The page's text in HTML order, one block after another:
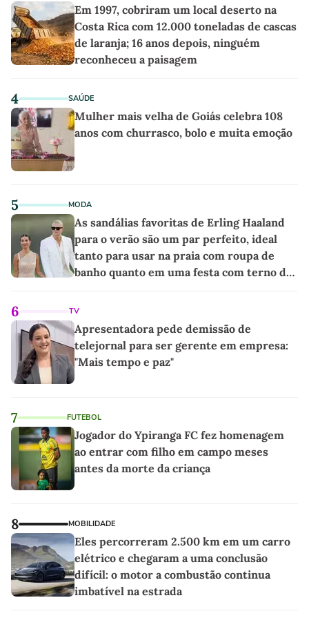
Em 1997, cobriram um local deserto na
Costa Rica com 12.000 toneladas de cascas
de laranja; 16 anos depois, ninguém
reconheceu a paisagem
4 SAÚDE
Mulher mais velha de Goiás celebra 108
anos com churrasco, bolo e muita emoção
5 MODA
As sandálias favoritas de Erling Haaland
para o verão são um par perfeito, ideal
tanto para usar na praia com roupa de
banho quanto em uma festa com terno de
6 TV
Apresentadora pede demissão de
telejornal para ser gerente em empresa:
"Mais tempo e paz"
7 FUTEBOL
Jogador do Ypiranga FC fez homenagem
ao entrar com filho em campo meses
antes da morte da criança
8 MOBILIDADE
Eles percorreram 2.500 km em um carro
elétrico e chegaram a uma conclusão
difícil: o motor a combustão continua
imbatível na estrada